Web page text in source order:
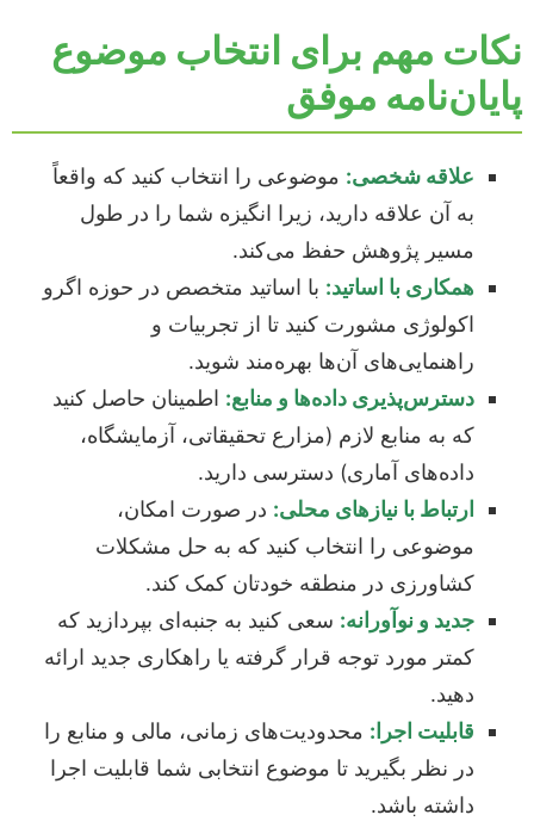
نکات مهم برای انتخاب موضوع
پایان‌نامه موفق
علاقه شخصی: موضوعی را انتخاب کنید که واقعاً
به آن علاقه دارید، زیرا انگیزه شما را در طول
مسیر پژوهش حفظ می‌کند.
همکاری با اساتید: با اساتید متخصص در حوزه اگرو
اکولوژی مشورت کنید تا از تجربیات و
راهنمایی‌های آن‌ها بهره‌مند شوید.
دسترس‌پذیری داده‌ها و منابع: اطمینان حاصل کنید
که به منابع لازم (مزارع تحقیقاتی، آزمایشگاه،
داده‌های آماری) دسترسی دارید.
ارتباط با نیازهای محلی: در صورت امکان،
موضوعی را انتخاب کنید که به حل مشکلات
کشاورزی در منطقه خودتان کمک کند.
جدید و نوآورانه: سعی کنید به جنبه‌ای بپردازید که
کمتر مورد توجه قرار گرفته یا راهکاری جدید ارائه
دهید.
قابلیت اجرا: محدودیت‌های زمانی، مالی و منابع را
در نظر بگیرید تا موضوع انتخابی شما قابلیت اجرا
داشته باشد.